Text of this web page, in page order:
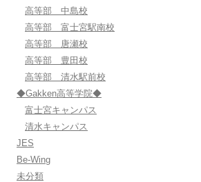
高等部 中島校
高等部 富士宮駅南校
高等部 唐瀬校
高等部 豊田校
高等部 清水駅前校
◆Gakken高等学院◆
富士宮キャンパス
清水キャンパス
JES
Be-Wing
未分類